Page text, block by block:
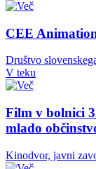
CEE
Društvo
V teku
Film v bolnici
mlado
Kinodvor, javni